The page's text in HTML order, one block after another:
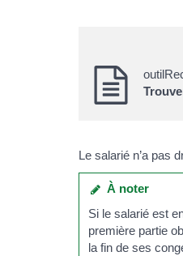
Le salarié n’a pas
À noter
Si le salarié est
première partie
la fin de ses